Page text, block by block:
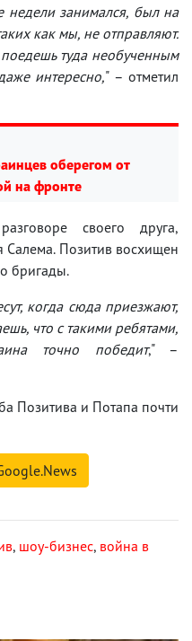
недели занимался, был на
как мы, не отправляют.
туда необученным
интересно," – отметил
оберегом от
на фронте
своего друга,
Позитив восхищен
бригады.
когда сюда приезжают,
что с такими ребятами,
точно победит," –
Позитива и Потапа почти
, шоу-бизнес, война в